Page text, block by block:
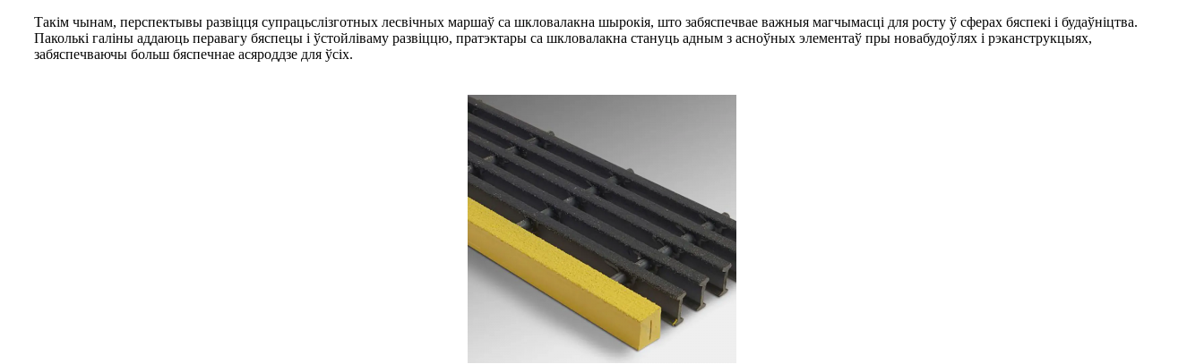
Такім чынам, перспектывы развіцця супрацьслізготных лесвічных маршаў са шкловалакна шырокія, што забяспечвае важныя магчымасці для росту ў сферах бяспекі і будаўніцтва.
Паколькі галіны аддаюць перавагу бяспецы і ўстойліваму развіццю, пратэктары са шкловалакна стануць адным з асноўных элементаў пры новабудоўлях і рэканструкцыях,
забяспечваючы больш бяспечнае асяроддзе для ўсіх.